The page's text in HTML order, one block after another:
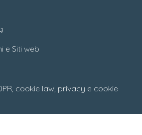
e Siti web
cookie law, privacy e cookie